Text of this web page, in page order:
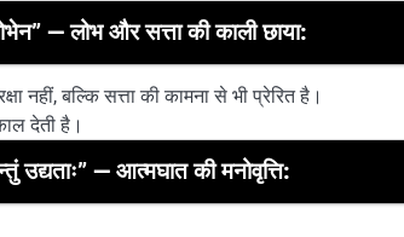
— लोभ और सत्ता की काली छाया:
नहीं, बल्कि सत्ता की कामना से भी प्रेरित है।
देती है।
उद्यताः” — आत्मघात की मनोवृत्ति: